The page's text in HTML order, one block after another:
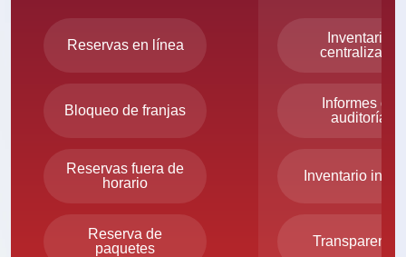
Reservas en línea
Bloqueo de franjas
Reservas fuera de
horario
Reserva de
paquetes
Inventario
centralizado
Informes de
auditoría
Inventario
Transparencia